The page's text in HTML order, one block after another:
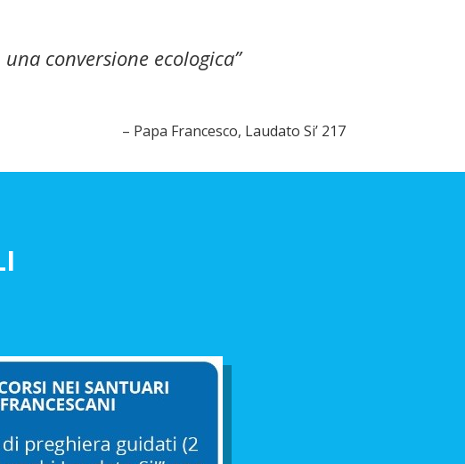
conversione ecologica”
– Papa Francesco, Laudato Si’ 217